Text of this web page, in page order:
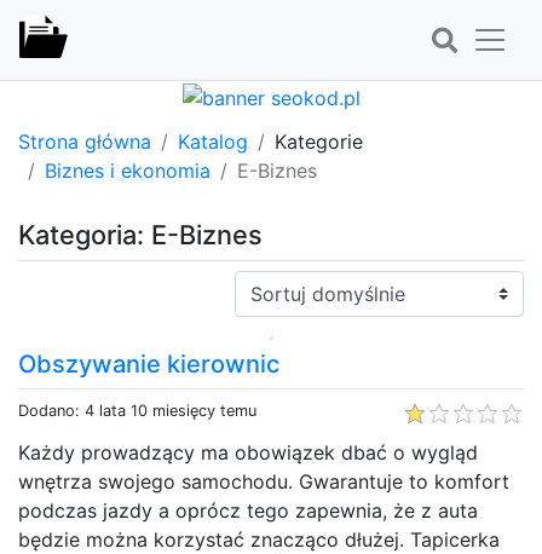
Strona główna Katalog
Kategorie
Biznes i ekonomia
E-Biznes
Kategoria: E-Biznes
Sortuj:
Obszywanie kierownic
Dodano: 4 lata 10 miesięcy temu
Każdy prowadzący ma obowiązek dbać o wygląd
wnętrza swojego samochodu. Gwarantuje to komfort
podczas jazdy a oprócz tego zapewnia, że z auta
będzie można korzystać znacząco dłużej. Tapicerka